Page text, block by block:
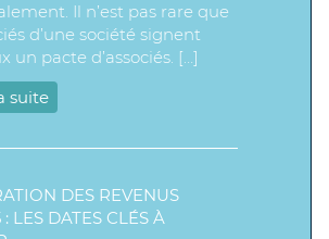
Il n’est pas rare que
d’une société signent
un pacte d’associés. […]
suite
DES REVENUS
LES DATES CLÉS À